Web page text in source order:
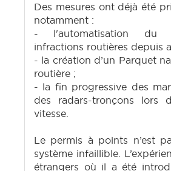
Des mesures ont déjà été
notamment :
- l'automatisation du
infractions routières depuis
- la création d’un Parquet
routière ;
- la fin progressive des
des radars-tronçons lors
vitesse.
Le permis à points n’est
système infaillible.
étrangers où il a été